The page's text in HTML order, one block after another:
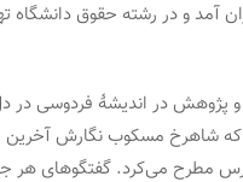
در اصفهان ادامه تحصیل داد. پس از پایان تحصیلات دبیرستان در سال
و پژوهش در اندیشۀ
نام گرفت. در همین ایام بود که شاهرخ
می‌کرد. گفتگوهای هر